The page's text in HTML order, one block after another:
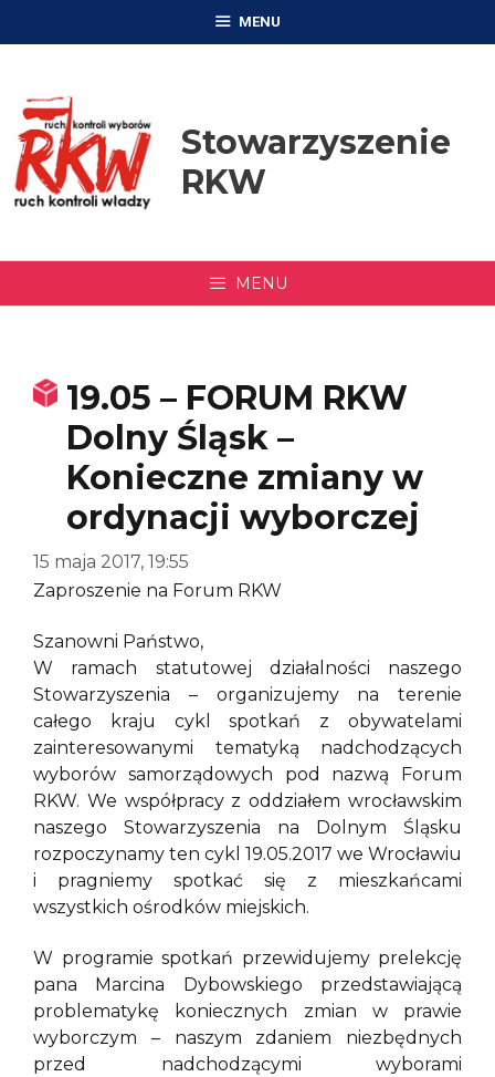
MENU
Stowarzyszenie
RKW
MENU
19.05 – FORUM RKW
Dolny Śląsk –
Konieczne zmiany w
ordynacji wyborczej
15 maja 2017, 19:55
Zaproszenie na Forum RKW
Szanowni Państwo,
W ramach statutowej działalności naszego
Stowarzyszenia – organizujemy na terenie
całego kraju cykl spotkań z obywatelami
zainteresowanymi tematyką nadchodzących
wyborów samorządowych pod nazwą Forum
RKW. We współpracy z oddziałem wrocławskim
naszego Stowarzyszenia na Dolnym Śląsku
rozpoczynamy ten cykl 19.05.2017 we Wrocławiu
i pragniemy spotkać się z mieszkańcami
wszystkich ośrodków miejskich.
W programie spotkań przewidujemy prelekcję
pana Marcina Dybowskiego przedstawiającą
problematykę koniecznych zmian w prawie
wyborczym – naszym zdaniem niezbędnych
przed nadchodzącymi wyborami